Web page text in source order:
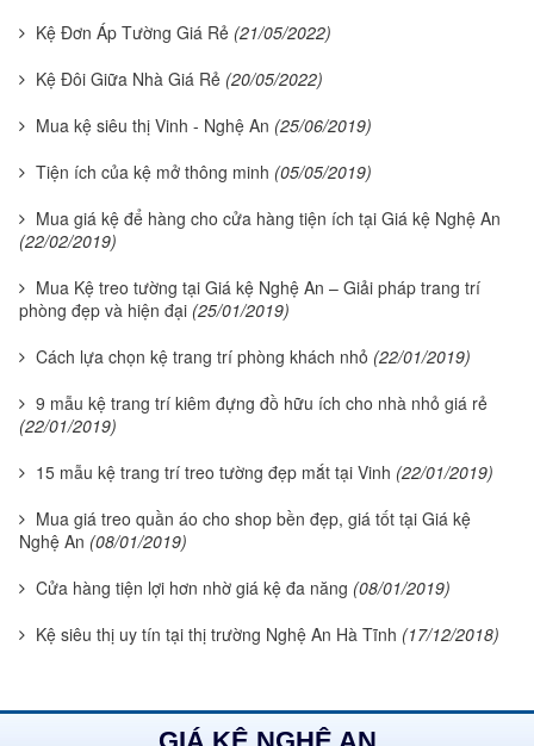
Kệ Đơn Áp Tường Giá Rẻ (21/05/2022)
Kệ Đôi Giữa Nhà Giá Rẻ (20/05/2022)
Mua kệ siêu thị Vinh - Nghệ An (25/06/2019)
Tiện ích của kệ mở thông minh (05/05/2019)
Mua giá kệ để hàng cho cửa hàng tiện ích tại Giá kệ Nghệ An
(22/02/2019)
Mua Kệ treo tường tại Giá kệ Nghệ An – Giải pháp trang trí
phòng đẹp và hiện đại (25/01/2019)
Cách lựa chọn kệ trang trí phòng khách nhỏ (22/01/2019)
9 mẫu kệ trang trí kiêm đựng đồ hữu ích cho nhà nhỏ giá rẻ
(22/01/2019)
15 mẫu kệ trang trí treo tường đẹp mắt tại Vinh (22/01/2019)
Mua giá treo quần áo cho shop bền đẹp, giá tốt tại Giá kệ
Nghệ An (08/01/2019)
Cửa hàng tiện lợi hơn nhờ giá kệ đa năng (08/01/2019)
Kệ siêu thị uy tín tại thị trường Nghệ An Hà Tĩnh (17/12/2018)